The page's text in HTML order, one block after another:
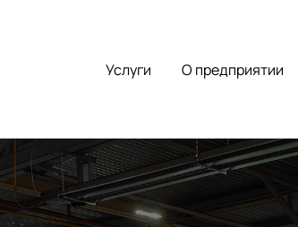
Услуги О предприятии